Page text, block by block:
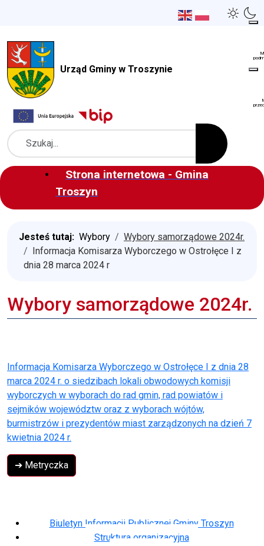
Urząd Gminy w Troszynie
Szukaj
Strona internetowa - Gmina
Troszyn
Biuletyn Informacji Publicznej Gminy Troszyn
Struktura organizacyjna
Jesteś tutaj: Wybory
Wybory samorządowe 2024r.
Informacja Komisarza Wyborczego w Ostrołęce I z
dnia 28 marca 2024 r
Wybory samorządowe 2024r.
Informacja Komisarza Wyborczego w Ostrołęce I z dnia 28
marca 2024 r. o siedzibach lokali obwodowych komisji
wyborczych w wyborach do rad gmin, rad powiatów i
sejmików województw oraz z wyborach wójtów,
burmistrzów i prezydentów miast zarządzonych na dzień 7
kwietnia 2024 r.
➔ Metryczka